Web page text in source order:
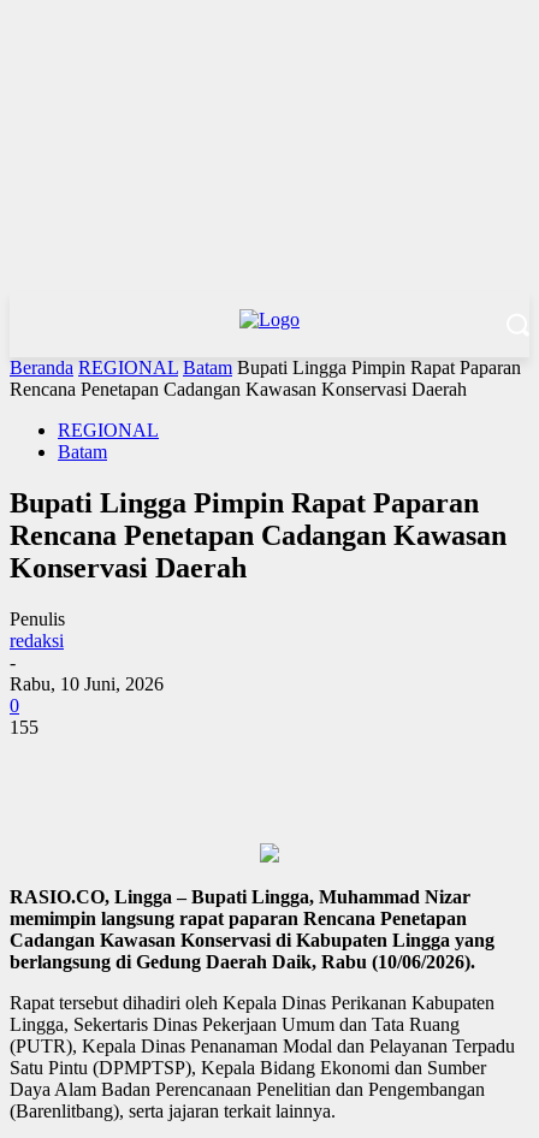
Beranda REGIONAL Batam Bupati Lingga Pimpin Rapat Paparan
Rencana Penetapan Cadangan Kawasan Konservasi Daerah
REGIONAL
Batam
Bupati Lingga Pimpin Rapat Paparan
Rencana Penetapan Cadangan Kawasan
Konservasi Daerah
Penulis
redaksi
-
Rabu, 10 Juni, 2026
0
155
RASIO.CO, Lingga – Bupati Lingga, Muhammad Nizar
memimpin langsung rapat paparan Rencana Penetapan
Cadangan Kawasan Konservasi di Kabupaten Lingga yang
berlangsung di Gedung Daerah Daik, Rabu (10/06/2026).
Rapat tersebut dihadiri oleh Kepala Dinas Perikanan Kabupaten
Lingga, Sekertaris Dinas Pekerjaan Umum dan Tata Ruang
(PUTR), Kepala Dinas Penanaman Modal dan Pelayanan Terpadu
Satu Pintu (DPMPTSP), Kepala Bidang Ekonomi dan Sumber
Daya Alam Badan Perencanaan Penelitian dan Pengembangan
(Barenlitbang), serta jajaran terkait lainnya.